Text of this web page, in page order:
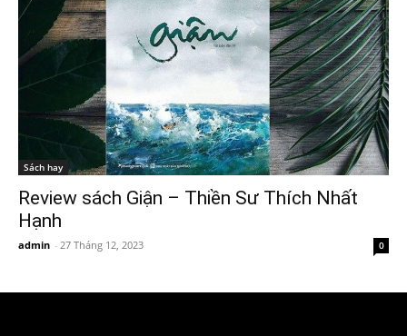
Sách hay
Review sách Giận – Thiền Sư Thích Nhất
Hạnh
admin - 27 Tháng 12, 2023 0